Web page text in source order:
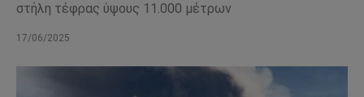
στήλη τέφρας ύψους 11.000 μέτρων
17/06/2025